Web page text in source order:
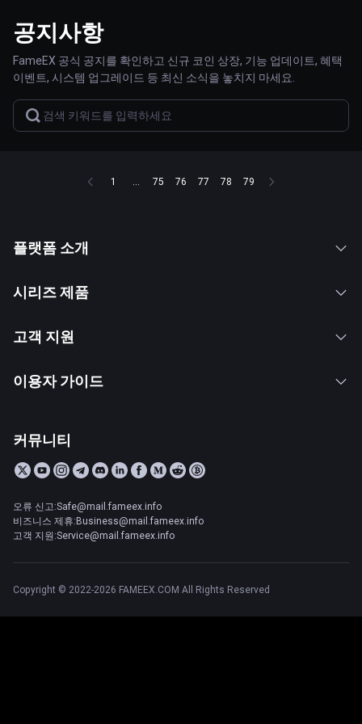
공지사항
FameEX 공식 공지를 확인하고 신규 코인 상장, 기능 업데이트, 혜택
이벤트, 시스템 업그레이드 등 최신 소식을 놓치지 마세요.
1 ... 75 76 77 78 79
플랫폼 소개
시리즈 제품
고객 지원
이용자 가이드
커뮤니티
오류 신고:Safe@mail.fameex.info
비즈니스 제휴:Business@mail.fameex.info
고객 지원:Service@mail.fameex.info
Copyright © 2022-2026 FAMEEX.COM All Rights Reserved